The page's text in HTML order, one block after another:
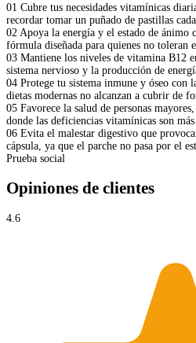
01 Cubre tus necesidades vitamínicas
recordar tomar un puñado de pastillas cada
02 Apoya la energía y el estado de ánimo
fórmula diseñada para quienes no toleran
03 Mantiene los niveles de vitamina B12
sistema nervioso y la producción de
04 Protege tu sistema inmune y óseo con
dietas modernas no alcanzan a cubrir de
05 Favorece la salud de personas
donde las deficiencias vitamínicas son
06 Evita el malestar digestivo que
cápsula, ya que el parche no pasa por el
Prueba social
Opiniones de clientes
4.6